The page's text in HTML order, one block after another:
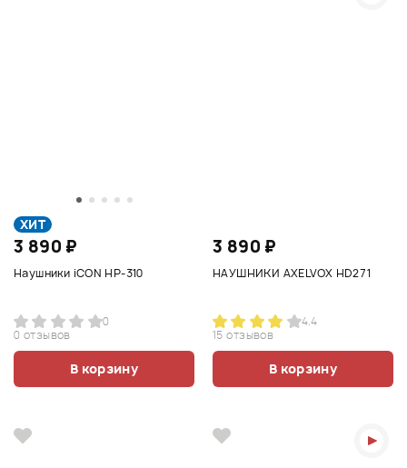
ХИТ
3 890 ₽
Наушники iCON HP-310
0
0 отзывов
В корзину
3 890 ₽
НАУШНИКИ AXELVOX HD271
4.4
15 отзывов
В корзину